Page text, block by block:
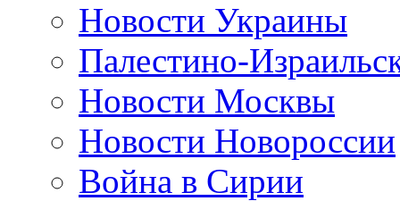
Новости Украины
Палестино-
Новости Москвы
Новости Новороссии
Война в Сирии